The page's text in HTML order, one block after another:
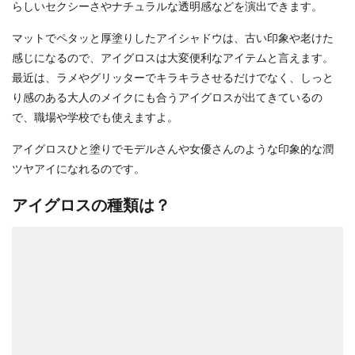
らしいセクシーさやナチュラルな透明感などを演出できます。
マットでペタッと厚塗りしたアイシャドウは、古い印象や老けた
感じになるので、アイグロスは大変便利なアイテムと言えます。
最近は、ラメやグリッターでキラキラさせるだけでなく、しっと
り感のある大人のメイクにも合うアイグロスが出てきているの
で、職場や学校でも使えますよ。
アイグロスひと塗りでモデルさんや女優さんのような印象的な潤
ツヤアイになれるのです。
アイグロスの種類は？